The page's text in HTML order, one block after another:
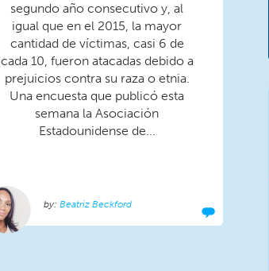
segundo año consecutivo y, al
igual que en el 2015, la mayor
cantidad de víctimas, casi 6 de
cada 10, fueron atacadas debido a
prejuicios contra su raza o etnia.
Una encuesta que publicó esta
semana la Asociación
Estadounidense de...
Beatriz Beckford